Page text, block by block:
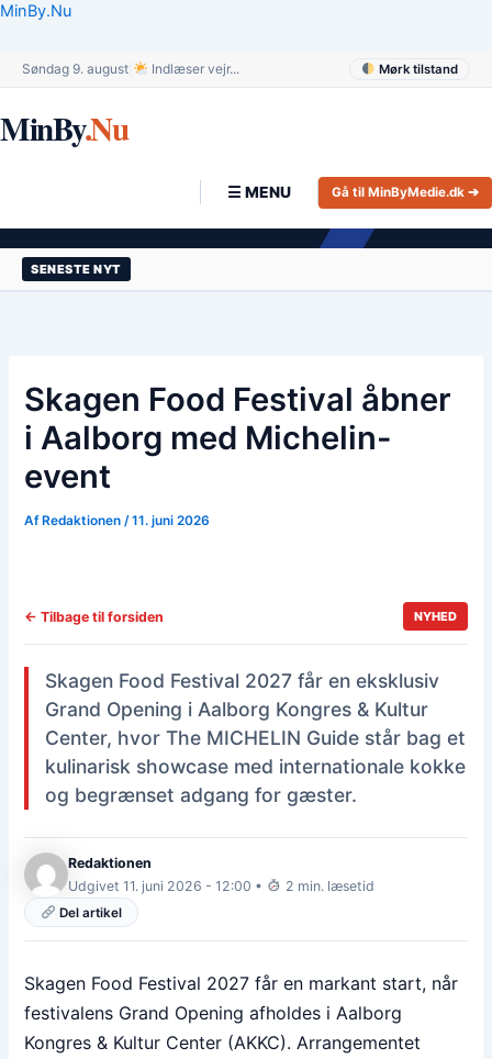
Gå
MinBy.Nu
Søndag 9. august Indlæser vejr... Mørk tilstand
MinBy.Nu
☰ MENU Gå til MinByMedie.dk ➔
SENESTE NYT
Skagen Food Festival åbner
i Aalborg med Michelin-
event
Af Redaktionen/11. juni 2026
← Tilbage til forsiden NYHED
Skagen Food Festival 2027 får en eksklusiv
Grand Opening i Aalborg Kongres & Kultur
Center, hvor The MICHELIN Guide står bag et
kulinarisk showcase med internationale kokke
og begrænset adgang for gæster.
Redaktionen
Udgivet 11. juni 2026 - 12:00 •
2 min. læsetid
Del artikel
Skagen Food Festival 2027 får en markant start, når
festivalens Grand Opening afholdes i Aalborg
Kongres & Kultur Center (AKKC). Arrangementet